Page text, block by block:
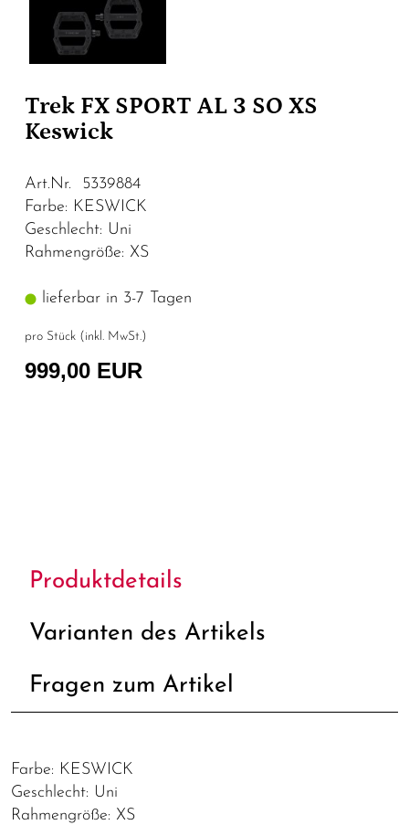
Trek FX SPORT AL 3 SO XS
Keswick
Art.Nr. 5339884
Farbe: KESWICK
Geschlecht: Uni
Rahmengröße: XS
lieferbar in 3-7 Tagen
pro Stück (inkl. MwSt.)
999,00 EUR
Produktdetails
Varianten des Artikels
Fragen zum Artikel
Farbe: KESWICK
Geschlecht: Uni
Rahmengröße: XS